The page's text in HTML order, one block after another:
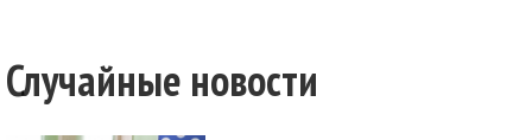
Случайные новости